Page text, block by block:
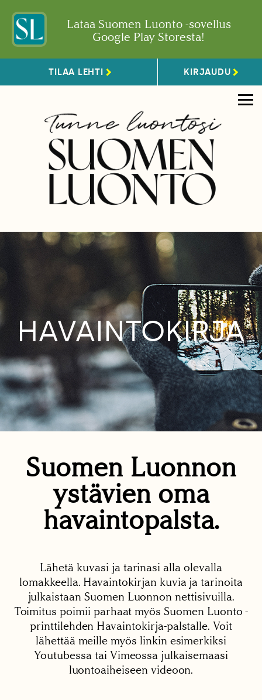
Lataa Suomen Luonto -sovellus
Google Play Storesta!
TILAA LEHTI KIRJAUDU
HAVAINTOKIRJA
Suomen Luonnon
ystävien oma
havaintopalsta.
Lähetä kuvasi ja tarinasi alla olevalla
lomakkeella. Havaintokirjan kuvia ja tarinoita
julkaistaan Suomen Luonnon nettisivuilla.
Toimitus poimii parhaat myös Suomen Luonto -
printtilehden Havaintokirja-palstalle. Voit
lähettää meille myös linkin esimerkiksi
Youtubessa tai Vimeossa julkaisemaasi
luontoaiheiseen videoon.